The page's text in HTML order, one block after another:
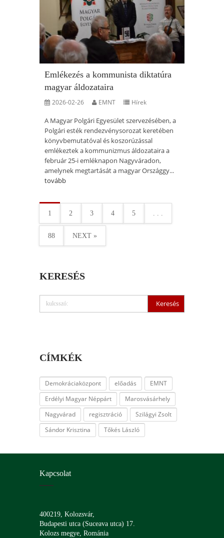
Emlékezés a kommunista diktatúra
magyar áldozataira
2026-02-26 EMNT Hírek
A Magyar Polgári Egyesület szervezésében, a
Polgári esték rendezvénysorozat keretében
könyvbemutatóval és koszorúzással
emlékeztek a kommunizmus áldozataira a
február 25-i emléknapon Nagyváradon,
amelynek megtartását a magyar Országgy...
tovább
1 2 3 4 5 . . .
88 NEXT »
KERESÉS
CÍMKÉK
Demokráciaközpont előadás
EMNT
Erdélyi Magyar Néppárt
Marosvásárhely
Nagyvárad
regisztráció
Szilágyi Zsolt
Sándor Krisztina
Tőkés László
Kapcsolat
400219, Kolozsvár,
Budapesti utca (Suceava utca) 17.
Kolozs megye, Románia